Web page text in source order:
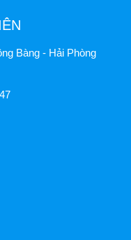
Bàng - Hải Phòng